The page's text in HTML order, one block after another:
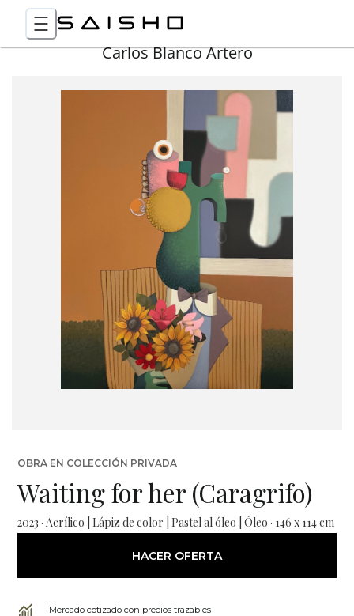
Carlos Blanco Artero
OBRA EN COLECCIÓN PRIVADA
Waiting for her (Caragrifo)
2023 · Acrílico | Lápiz de color | Pastel al óleo | Óleo · 146 x 114 cm
HACER OFERTA
Mercado cotizado con precios trazables